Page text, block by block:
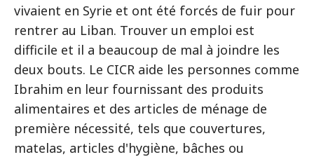
vivaient en Syrie et ont été forcés de fuir pour
rentrer au Liban. Trouver un emploi est
difficile et il a beaucoup de mal à joindre les
deux bouts. Le CICR aide les personnes comme
Ibrahim en leur fournissant des produits
alimentaires et des articles de ménage de
première nécessité, tels que couvertures,
matelas, articles d'hygiène, bâches ou